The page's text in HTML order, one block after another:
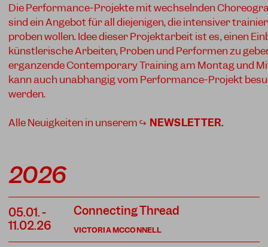
Die Performance-Projekte mit wechselnden
sind ein Angebot für all diejenigen, die intensiver
proben wollen. Idee dieser Projektarbeit ist es, einen
künstlerische Arbeiten, Proben und Performen zu
ergänzende Contemporary Training am Montag und
kann auch unabhängig vom Performance-Projekt
werden.
Alle Neuigkeiten in unserem ↪ NEWSLETTER.
2026
05.01.-
11.02.26
VICTORIA MCCONNELL
Connecting Thread